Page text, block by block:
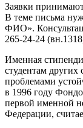
Заявки
В теме письма
ФИО».
265-24-24
Именная
студентам
проблемами
в 1996 году
первой именной
Федерации,